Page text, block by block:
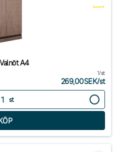
A4
1/st
269,00SEK/st
st